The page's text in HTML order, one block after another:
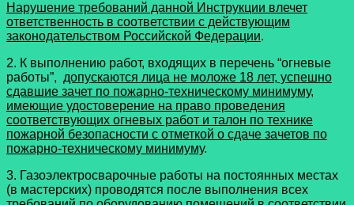
Нарушение требований данной Инструкции влечет
ответственность в соответствии с действующим
законодательством Российской Федерации.
2. К выполнению работ, входящих в перечень “огневые
работы”, допускаются лица не моложе 18 лет, успешно
сдавшие зачет по пожарно-техническому минимуму,
имеющие удостоверение на право проведения
соответствующих огневых работ и талон по технике
пожарной безопасности с отметкой о сдаче зачетов по
пожарно-техническому минимуму.
3. Газоэлектросварочные работы на постоянных местах
(в мастерских) проводятся после выполнения всех